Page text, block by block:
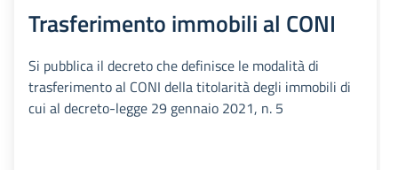
Trasferimento immobili al CONI
Si pubblica il decreto che definisce le modalità di
trasferimento al CONI della titolarità degli immobili di
cui al decreto-legge 29 gennaio 2021, n. 5